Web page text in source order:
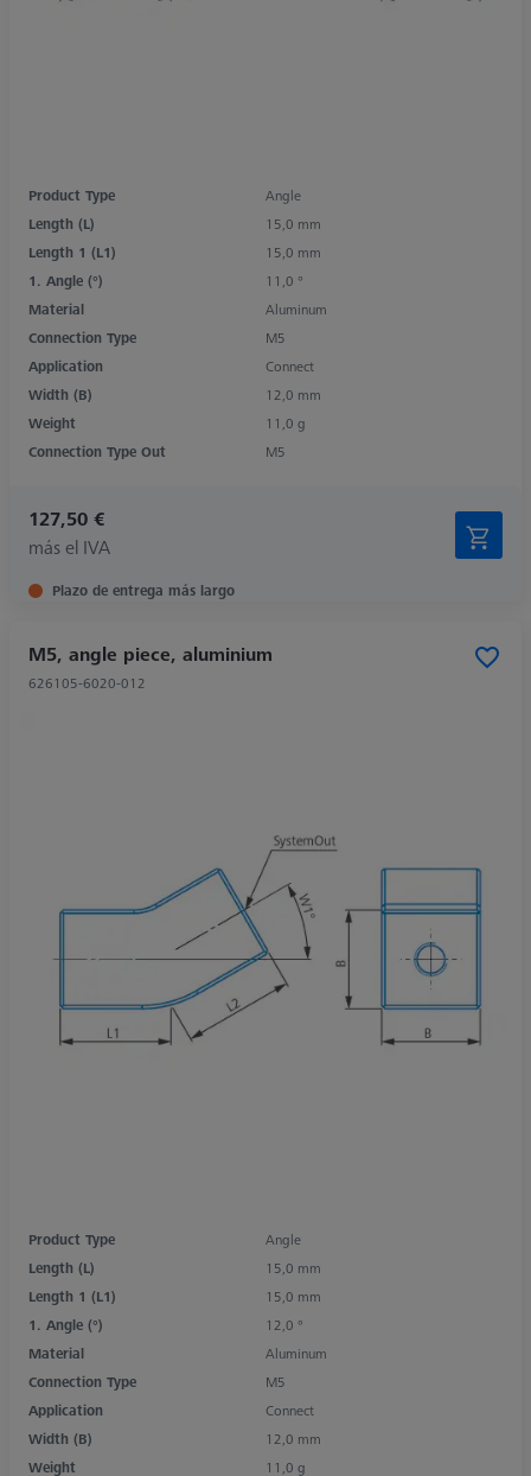
Product Type
Angle
Length (L)
15,0 mm
Length 1 (L1)
15,0 mm
1. Angle (°)
11,0 °
Material
Aluminum
Connection Type
M5
Application
Connect
Width (B)
12,0 mm
Weight
11,0 g
Connection Type Out
M5
127,50 €
más el IVA
Plazo de entrega más largo
M5, angle piece, aluminium
626105-6020-012
Product Type
Angle
Length (L)
15,0 mm
Length 1 (L1)
15,0 mm
1. Angle (°)
12,0 °
Material
Aluminum
Connection Type
M5
Application
Connect
Width (B)
12,0 mm
Weight
11,0 g